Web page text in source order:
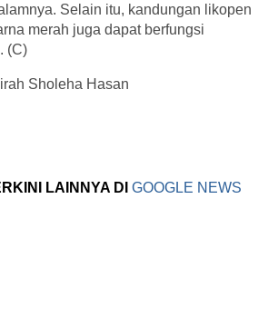
Selain itu, kandungan likopen
merah juga dapat berfungsi
(C)
Sholeha Hasan
LAINNYA DI GOOGLE NEWS